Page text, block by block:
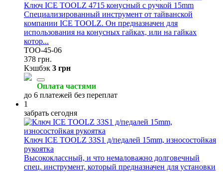
Ключ ICE TOOLZ 4715 конусный с ручкой 15mm
Специализированный инструмент от тайванской
компании ICE TOOLZ. Он предназначен для
использования на конусных гайках, или на гайках
котор...
TOO-45-06
378 грн.
Кэшбэк 3 грн
Оплата частями
до 6 платежей без переплат
1
забрать сегодня
Ключ ICE TOOLZ 33S1 д/педалей 15mm, износостойкая
рукоятка
Высококлассный, и что немаловажно долговечный
спец. инструмент, который предназначен для установки